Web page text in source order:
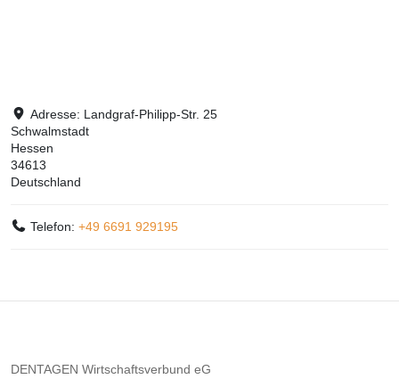
Adresse: Landgraf-Philipp-Str. 25
Schwalmstadt
Hessen
34613
Deutschland
Telefon:+49 6691 929195
DENTAGEN Wirtschaftsverbund eG